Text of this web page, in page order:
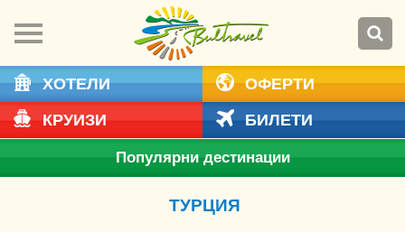
ХОТЕЛИ
ОФЕРТИ
КРУИЗИ
БИЛЕТИ
Популярни дестинации
ТУРЦИЯ